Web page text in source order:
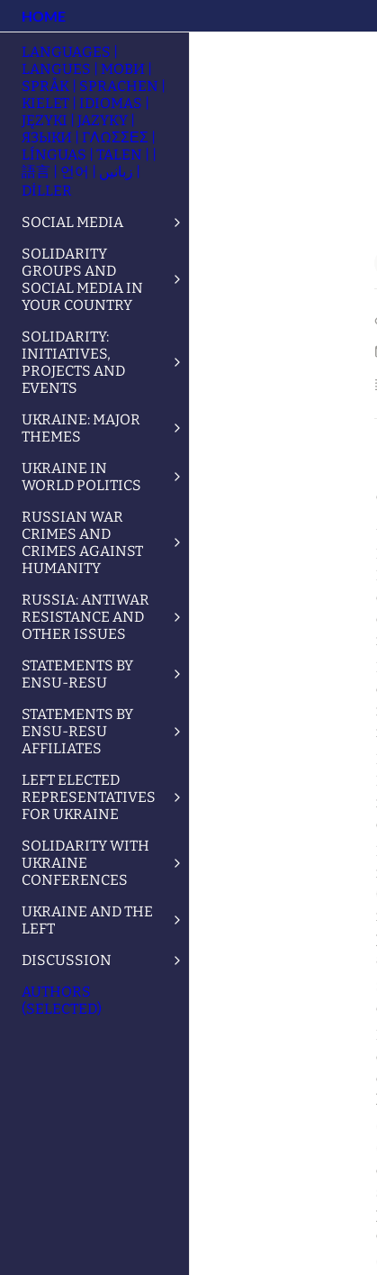
HOME
LANGUAGES |
LANGUES | МОВИ |
SPRÅK | SPRACHEN |
KIELET | IDIOMAS |
JĘZYKI | JAZYKY |
ЯЗЫКИ | ΓΛΩΣΣΕΣ |
LÍNGUAS | TALEN | |
語言 | 언어 | زبانیں |
DİLLER
SOCIAL MEDIA
SOLIDARITY
GROUPS AND
SOCIAL MEDIA IN
YOUR COUNTRY
SOLIDARITY:
INITIATIVES,
PROJECTS AND
EVENTS
UKRAINE: MAJOR
THEMES
UKRAINE IN
WORLD POLITICS
RUSSIAN WAR
CRIMES AND
CRIMES AGAINST
HUMANITY
RUSSIA: ANTIWAR
RESISTANCE AND
OTHER ISSUES
STATEMENTS BY
ENSU-RESU
STATEMENTS BY
ENSU-RESU
AFFILIATES
LEFT ELECTED
REPRESENTATIVES
FOR UKRAINE
SOLIDARITY WITH
UKRAINE
CONFERENCES
UKRAINE AND THE
LEFT
DISCUSSION
AUTHORS
(SELECTED)